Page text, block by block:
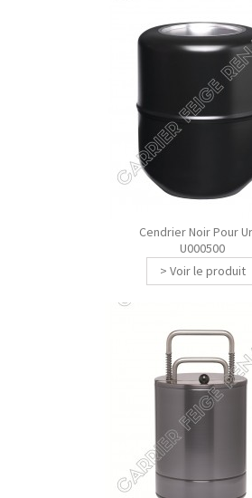
Cendrier Noir Pour
U000500
> Voir le produit